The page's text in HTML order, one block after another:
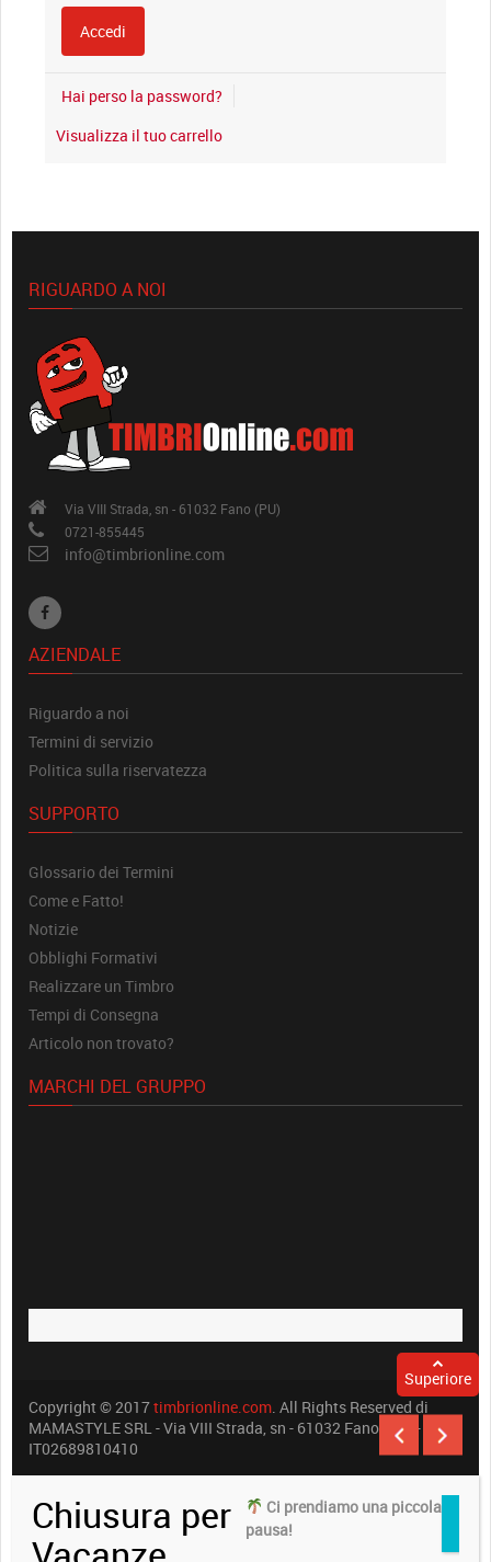
Hai perso la password?
Visualizza il tuo carrello
RIGUARDO A NOI
Via VIII Strada, sn - 61032 Fano (PU)
0721-855445
info@timbrionline.com
AZIENDALE
Riguardo a noi
Termini di servizio
Politica sulla riservatezza
SUPPORTO
Glossario dei Termini
Come e Fatto!
Notizie
Obblighi Formativi
Realizzare un Timbro
Tempi di Consegna
Articolo non trovato?
MARCHI DEL GRUPPO
Copyright © 2017timbrionline.com . All Rights Reserved di
MAMASTYLE SRL - Via VIII Strada, sn - 61032 Fano (PU) -
IT02689810410
Superiore
Chiusura per
Ci prendiamo una piccola
pausa!